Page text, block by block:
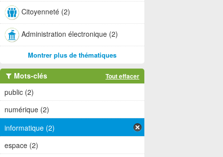
Citoyenneté (2)
Administration électronique (2)
Montrer plus de thématiques
Mots-clés Tout effacer
public (2)
numérique (2)
informatique (2)
espace (2)